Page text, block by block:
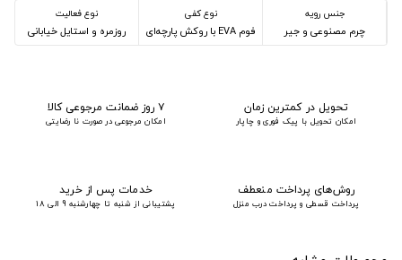
جنس رویه
چرم مصنوعی و جیر
نوع کفی
فوم EVA با روکش پارچه‌ای
نوع فعالیت
روزمره و استایل خیابانی
تحویل در کمترین زمان
امکان تحویل با پیک فوری و چاپار
۷ روز ضمانت مرجوعی کالا
امکان مرجوعی در صورت نا رضایتی
روش‌های پرداخت منعطف
پرداخت قسطی و پرداخت درب منزل
خدمات پس از خرید
پشتیبانی از شنبه تا چهارشنبه 9 الی 18